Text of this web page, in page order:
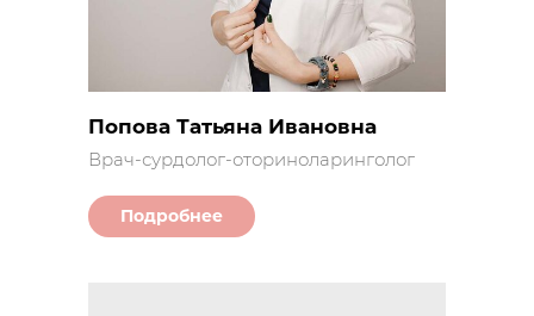
Подробнее
Врач-сурдолог-оториноларинголог
Попова Татьяна Ивановна